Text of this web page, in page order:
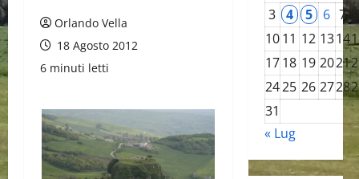
Orlando Vella
18 Agosto 2012
6 minuti letti
3 4 5 6 7
10 11 12 1314
17 18 19 2021
2425 26 2728
31
« Lug